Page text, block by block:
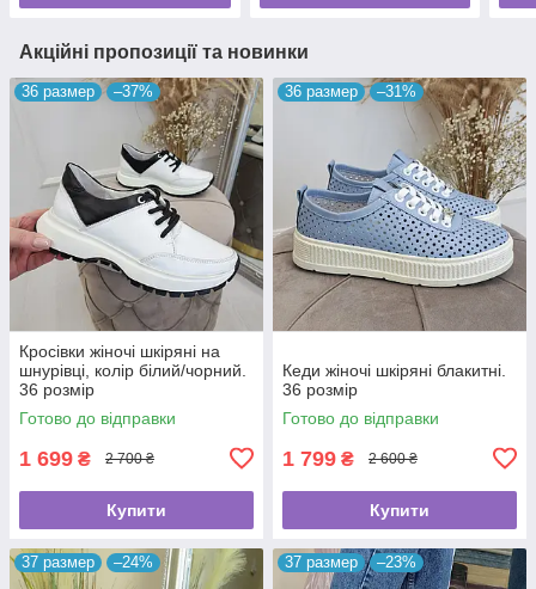
Акційні пропозиції та новинки
36 размер –37%
Кросівки жіночі шкіряні на
шнурівці, колір білий/чорний.
36 розмір
Готово до відправки
1 699 ₴ 2 700 ₴
Купити
36 размер –31%
Кеди жіночі шкіряні блакитні.
36 розмір
Готово до відправки
1 799 ₴ 2 600 ₴
Купити
37 размер –24% 37 размер –23%